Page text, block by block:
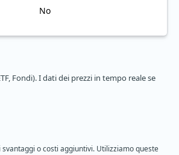
No
Fondi). I dati dei prezzi in tempo reale se
o costi aggiuntivi. Utilizziamo queste